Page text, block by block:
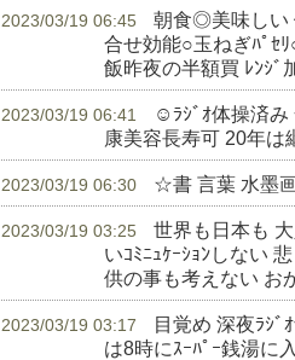
2023/03/19 06:45
朝食◎美味しい
合せ効能○玉ねぎﾊﾟｾ
飯昨夜の半額買 ﾚﾝｼﾞ
2023/03/19 06:41
☺ﾗｼﾞｵ体操済み
康美容長寿可 20年は
2023/03/19 06:30 ☆書 言葉 水墨
2023/03/19 03:25
世界も日本も
いｺﾐﾆｭｹｰｼｮﾝしない
供の事も考えない お
2023/03/19 03:17
目覚め 深夜ﾗｼﾞ
は8時にｽｰﾊﾟｰ銭湯に